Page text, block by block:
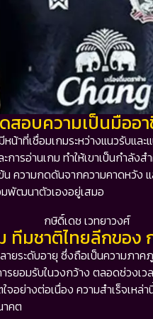
อบความเป็นมืออ
หน้าที่เชื่อมเกมระหว่างแนวรับแ
ารอ่านเกม ทำให้เขาเป็นกำลั
ความกดดันจากความคาดหวัง
พัฒนาตัวเองอยู่เสมอ
ทีมชาติไทยลีกของ
ายระดับอายุ ซึ่งถือเป็นความภา
อมรับในวงกว้าง ตลอดช่วงเว
ย่างต่อเนื่อง ความสำเร็จเหล่
าคต